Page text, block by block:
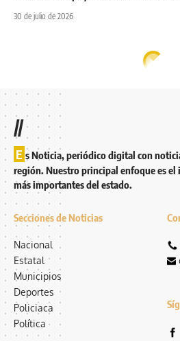
30 de julio de 2026
//
E s Noticia, periódico digital con
región. Nuestro principal enfoque es el
más importantes del estado.
Secciones de Noticias
Nacional
Estatal
Municipios
Deportes
Policiaca
Política